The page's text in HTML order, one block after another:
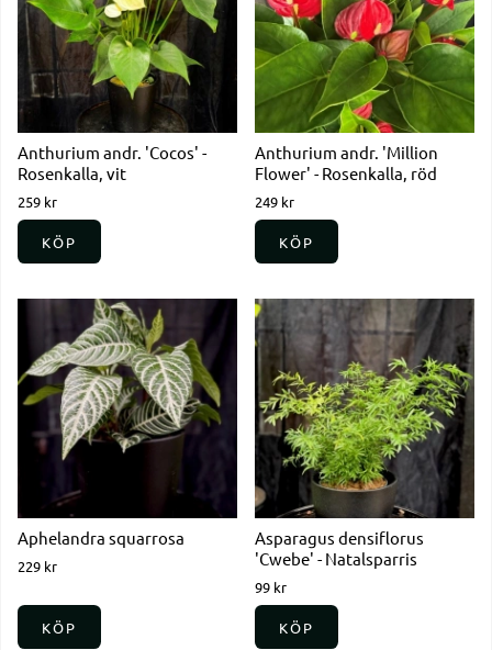
Anthurium andr. 'Cocos' -
Rosenkalla, vit
259 kr
KÖP
Anthurium andr. 'Million
Flower' - Rosenkalla, röd
249 kr
KÖP
Aphelandra squarrosa
229 kr
KÖP
Asparagus densiflorus
'Cwebe' - Natalsparris
99 kr
KÖP